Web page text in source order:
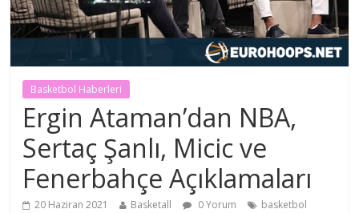
Basketbol Haberleri
Ergin Ataman’dan NBA,
Sertaç Şanlı, Micic ve
Fenerbahçe Açıklamaları
20 Haziran 2021 Basketall 0 Yorum
basketbol